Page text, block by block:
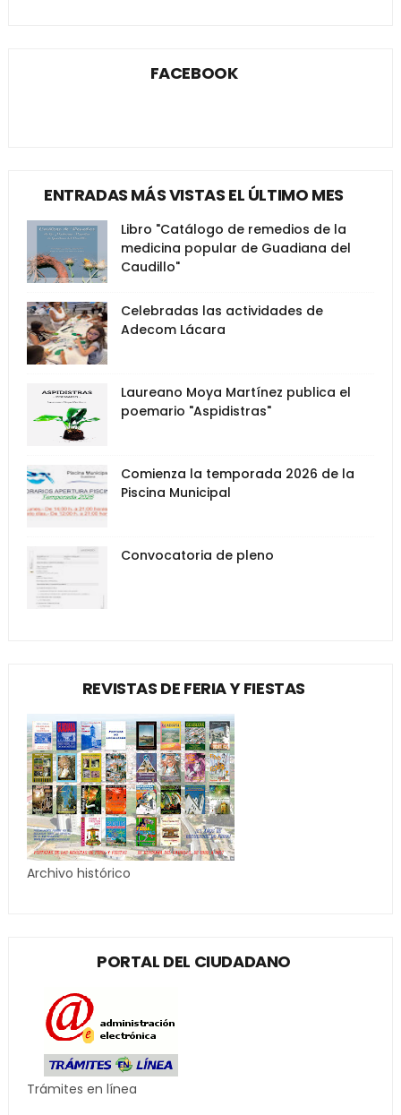
FACEBOOK
ENTRADAS MÁS VISTAS EL ÚLTIMO MES
Libro "Catálogo de remedios de la
medicina popular de Guadiana del
Caudillo"
Celebradas las actividades de
Adecom Lácara
Laureano Moya Martínez publica el
poemario "Aspidistras"
Comienza la temporada 2026 de la
Piscina Municipal
Convocatoria de pleno
REVISTAS DE FERIA Y FIESTAS
Archivo histórico
PORTAL DEL CIUDADANO
Trámites en línea